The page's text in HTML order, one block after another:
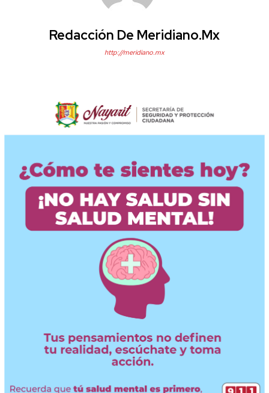
Redacción De Meridiano.mx
http://meridiano.mx